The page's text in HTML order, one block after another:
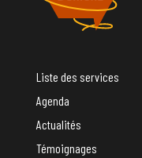
Liste des services
Agenda
Actualités
Témoignages